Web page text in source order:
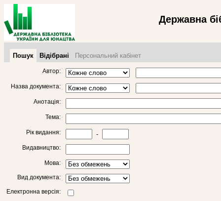
Державна
Пошук Відібрані Персональний кабінет
Автор:
Назва документа:
Анотація:
Тема:
Рік видання: -
Видавництво:
Мова:
Вид документа:
Електронна версія: